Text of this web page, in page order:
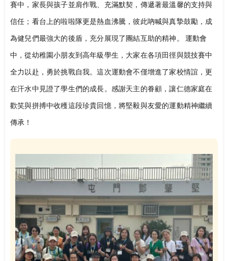
賽中，家長與孩子並肩作戰、充滿默契，傳遞著最溫馨的支持與
信任；看台上的啦啦隊更是熱血沸騰，彼此吶喊與真摯鼓勵，成
為健兒們最強大的後盾，充分展現了團結互助的精神。 運動會
中，從幼稚園小朋友到高年級學生，大家在各項田徑與競技賽中
全力以赴，勇於挑戰自我。這次運動會不僅增進了家校情誼，更
在汗水中見證了學生們的成長。感謝天主的眷顧，讓仁德家庭在
歡笑與拼搏中收穫這段珍貴回憶，將堅毅與友愛的運動精神繼續
傳承！